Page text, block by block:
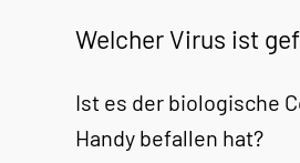
Welcher Virus ist
Ist es der biologische
Handy befallen hat?